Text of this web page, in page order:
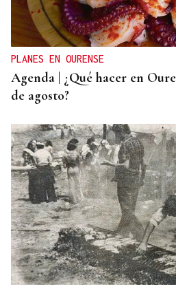
Estas son las medidas
CEG y UGT para reducir las
PLANES EN OURENSE
Agenda | ¿Qué hacer en
de agosto?